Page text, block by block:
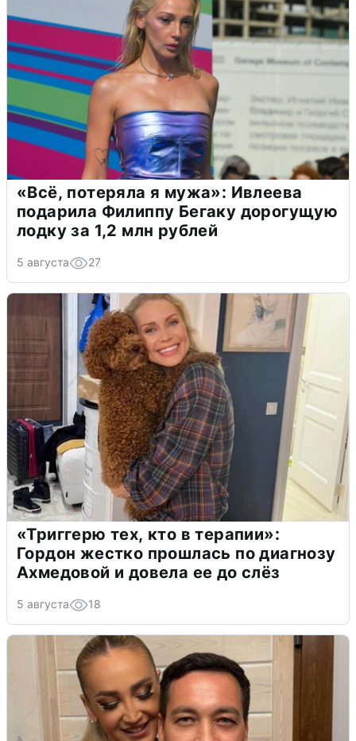
«Всё, потеряла я мужа»: Ивлеева
подарила Филиппу Бегаку дорогущую
лодку за 1,2 млн рублей
5 августа 27
«Триггерю тех, кто в терапии»:
Гордон жестко прошлась по диагнозу
Ахмедовой и довела ее до слёз
5 августа 18